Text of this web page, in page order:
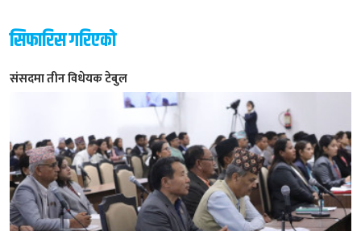
सिफारिस गरिएको
संसदमा तीन विधेयक टेबुल